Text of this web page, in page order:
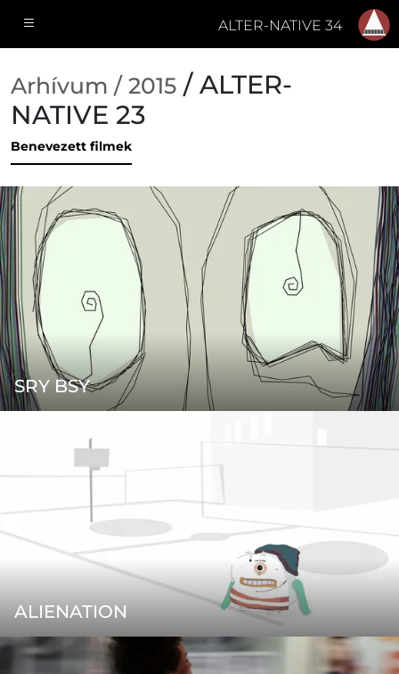
ALTER-NATIVE 34
Arhívum / 2015 / ALTER-
NATIVE 23
Benevezett filmek
SRY BSY
ALIENATION